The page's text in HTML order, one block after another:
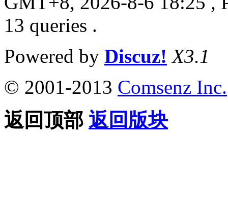
13 queries .
Powered by Discuz! X3.1
© 2001-2013 Comsenz Inc.
返回顶部 返回版块